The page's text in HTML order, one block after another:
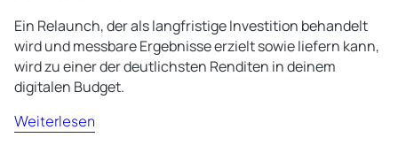
Ein Relaunch, der als langfristige Investition behandelt
wird und messbare Ergebnisse erzielt sowie liefern kann,
wird zu einer der deutlichsten Renditen in deinem
digitalen Budget.
Weiterlesen